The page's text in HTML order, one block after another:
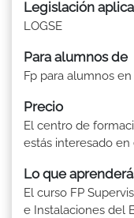
Legislación
LOGSE
Para alumnos de
Fp para alumnos
Precio
El centro de
estás interesado en
Lo que
El curso FP
e Instalaciones del